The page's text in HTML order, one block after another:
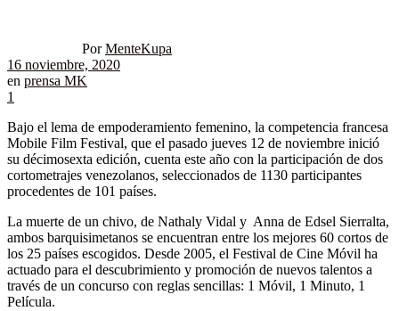
Por MenteKupa
16 noviembre, 2020
en prensa MK
1
Bajo el lema de empoderamiento femenino, la competencia francesa
Mobile Film Festival, que el pasado jueves 12 de noviembre inició
su décimosexta edición, cuenta este año con la participación de dos
cortometrajes venezolanos, seleccionados de 1130 participantes
procedentes de 101 países.
La muerte de un chivo, de Nathaly Vidal y Anna de Edsel Sierralta,
ambos barquisimetanos se encuentran entre los mejores 60 cortos de
los 25 países escogidos. Desde 2005, el Festival de Cine Móvil ha
actuado para el descubrimiento y promoción de nuevos talentos a
través de un concurso con reglas sencillas: 1 Móvil, 1 Minuto, 1
Película.